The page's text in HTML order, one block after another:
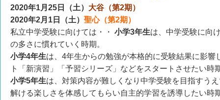
2020年1月25日（土） 大谷（第2期）
2020年2月1日（土） 聖心（第2期）
私立中学受験に向けては・・ 小学3年生は、中学受験に向
の多さに慣れていく時期。
小学4年生は、4年生からの勉強が本格的に受験結果に影響
ト「新演習」「予習シリーズ」などをスタートさせたい時
小学5年生は、対策内容が難しくなり中学受験を目指すう
解ける楽しさを体感してもらい自主的学習を誘導したい時